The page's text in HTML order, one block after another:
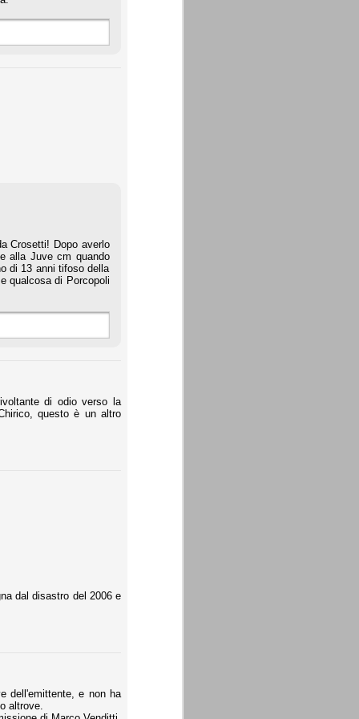
Crosetti! Dopo averlo
alla Juve cm quando
di 13 anni tifoso della
qualcosa di Porcopoli
di odio verso la
questo è un altro
dal disastro del 2006 e
dell'emittente, e non ha
altrove.